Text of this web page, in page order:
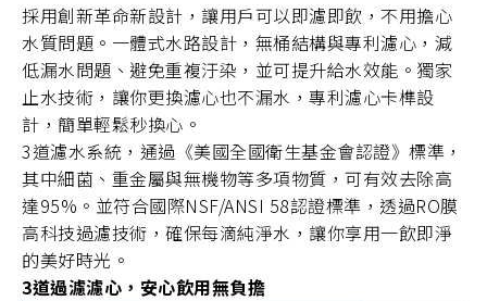
採用創新革命新設計，讓用戶可以即濾即飲，不用擔心
水質問題。一體式水路設計，無桶結構與專利濾心，減
低漏水問題、避免重複汙染，並可提升給水效能。獨家
止水技術，讓你更換濾心也不漏水，專利濾心卡榫設
計，簡單輕鬆秒換心。
3道濾水系統，通過《美國全國衛生基金會認證》標準，
其中細菌、重金屬與無機物等多項物質，可有效去除高
達95%。並符合國際NSF/ANSI 58認證標準，透過RO膜
高科技過濾技術，確保每滴純淨水，讓你享用一飲即淨
的美好時光。
3道過濾濾心，安心飲用無負擔